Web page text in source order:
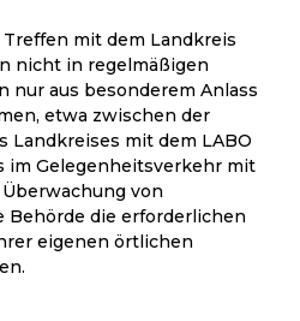
mit dem Landkreis
nicht in regelmäßigen
nur aus besonderem Anlass
etwa zwischen der
Landkreises mit dem LABO
im Gelegenheitsverkehr mit
von
Behörde die erforderlichen
eigenen örtlichen